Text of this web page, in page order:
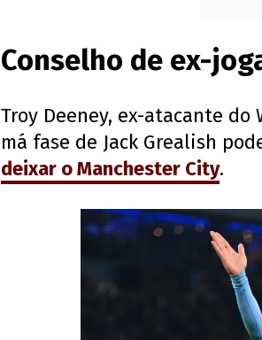
Conselho de ex-
Troy Deeney, ex-atacante
má fase de Jack Grealish
deixar o Manchester City.